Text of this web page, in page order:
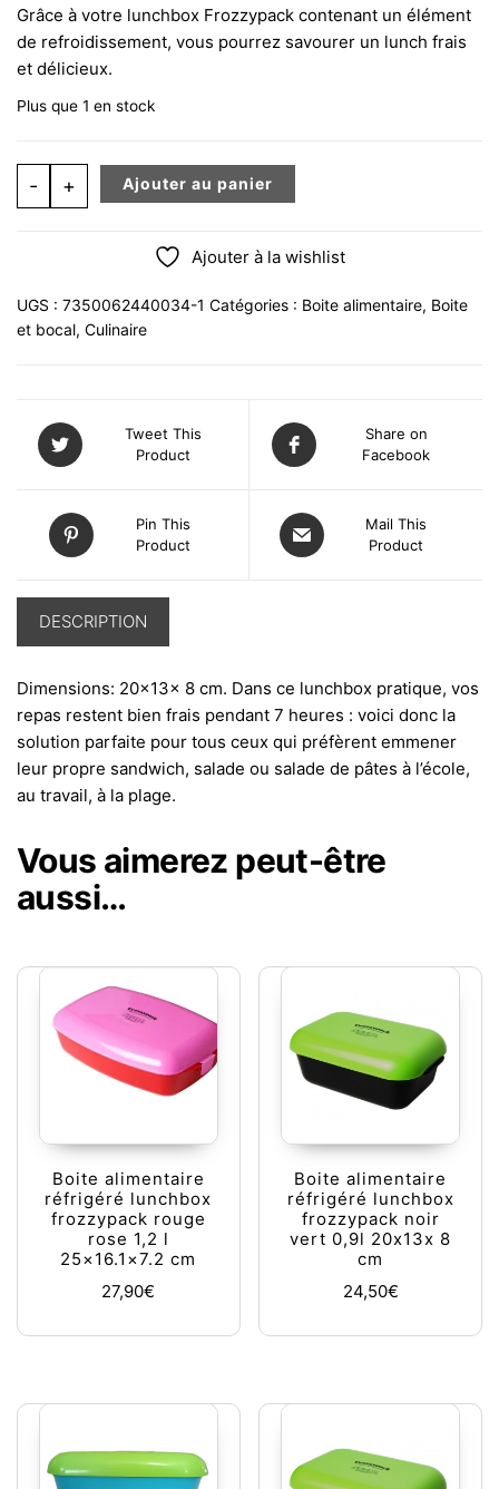
Grâce à votre lunchbox Frozzypack contenant un élément
de refroidissement, vous pourrez savourer un lunch frais
et délicieux.
Plus que 1 en stock
- quantité de Boite alimentaire réfrigéré lunchbox
+ Ajouter au panier
Ajouter à la wishlist
UGS : 7350062440034-1 Catégories : Boite alimentaire, Boite
et bocal, Culinaire
Tweet This
Product
Share on
Facebook
Pin This
Product
Mail This
Product
DESCRIPTION
Dimensions: 20x13x 8 cm. Dans ce lunchbox pratique, vos
repas restent bien frais pendant 7 heures : voici donc la
solution parfaite pour tous ceux qui préfèrent emmener
leur propre sandwich, salade ou salade de pâtes à l’école,
au travail, à la plage.
Vous aimerez peut-être
aussi…
Boite alimentaire
réfrigéré lunchbox
frozzypack rouge
rose 1,2 l
25×16.1×7.2 cm
27,90€
Boite alimentaire
réfrigéré lunchbox
frozzypack noir
vert 0,9l 20x13x 8
cm
24,50€